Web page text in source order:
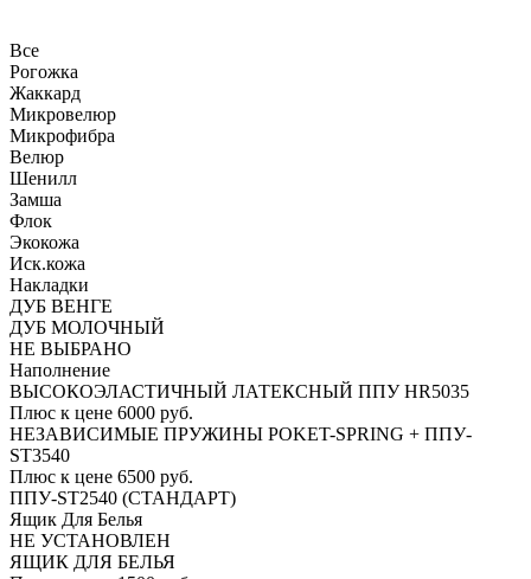
Все
Рогожка
Жаккард
Микровелюр
Микрофибра
Велюр
Шенилл
Замша
Флок
Экокожа
Иск.кожа
Накладки
ДУБ ВЕНГЕ
ДУБ МОЛОЧНЫЙ
НЕ ВЫБРАНО
Наполнение
ВЫСОКОЭЛАСТИЧНЫЙ ЛАТЕКСНЫЙ ППУ HR5035
Плюс к цене 6000 руб.
НЕЗАВИСИМЫЕ ПРУЖИНЫ POKET-SPRING + ППУ-
ST3540
Плюс к цене 6500 руб.
ППУ-ST2540 (СТАНДАРТ)
Ящик Для Белья
НЕ УСТАНОВЛЕН
ЯЩИК ДЛЯ БЕЛЬЯ